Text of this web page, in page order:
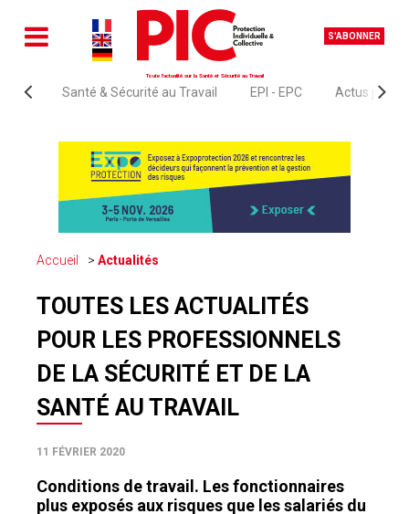
S'ABONNER
Toute l'actualité sur la Santé et Sécurité au Travail
Santé & Sécurité au Travail EPI - EPC Actus
Accueil Actualités
TOUTES LES ACTUALITÉS
POUR LES PROFESSIONNELS
DE LA SÉCURITÉ ET DE LA
SANTÉ AU TRAVAIL
11 FÉVRIER 2020
Conditions de travail. Les fonctionnaires
plus exposés aux risques que les salariés du